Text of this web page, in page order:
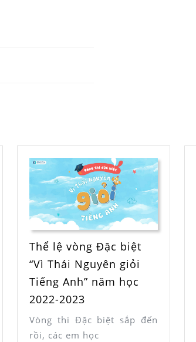
Thể lệ vòng Đặc biệt
“Vì Thái Nguyên giỏi
Tiếng Anh” năm học
2022-2023
Vòng thi Đặc biệt sắp đến
rồi, các em học